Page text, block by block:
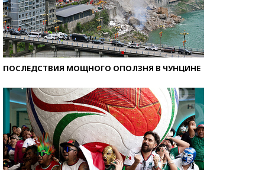
ПОСЛЕДСТВИЯ МОЩНОГО ОПОЛЗНЯ В ЧУНЦИНЕ